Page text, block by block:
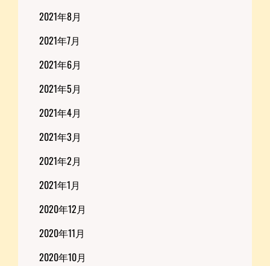
2021年8月
2021年7月
2021年6月
2021年5月
2021年4月
2021年3月
2021年2月
2021年1月
2020年12月
2020年11月
2020年10月